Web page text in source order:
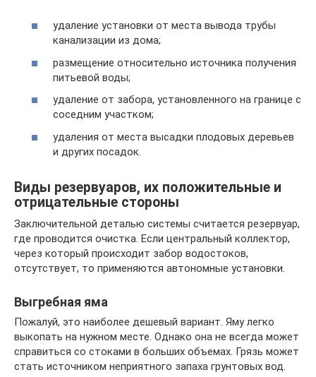
удаление установки от места вывода трубы
канализации из дома;
размещение относительно источника получения
питьевой воды;
удаление от забора, установленного на границе с
соседним участком;
удаления от места высадки плодовых деревьев
и других посадок.
Виды резервуаров, их положительные и
отрицательные стороны
Заключительной деталью системы считается резервуар,
где проводится очистка. Если центральный коллектор,
через который происходит забор водостоков,
отсутствует, то применяются автономные установки.
Выгребная яма
Пожалуй, это наиболее дешевый вариант. Яму легко
выкопать на нужном месте. Однако она не всегда может
справиться со стоками в больших объемах. Грязь может
стать источником неприятного запаха грунтовых вод.